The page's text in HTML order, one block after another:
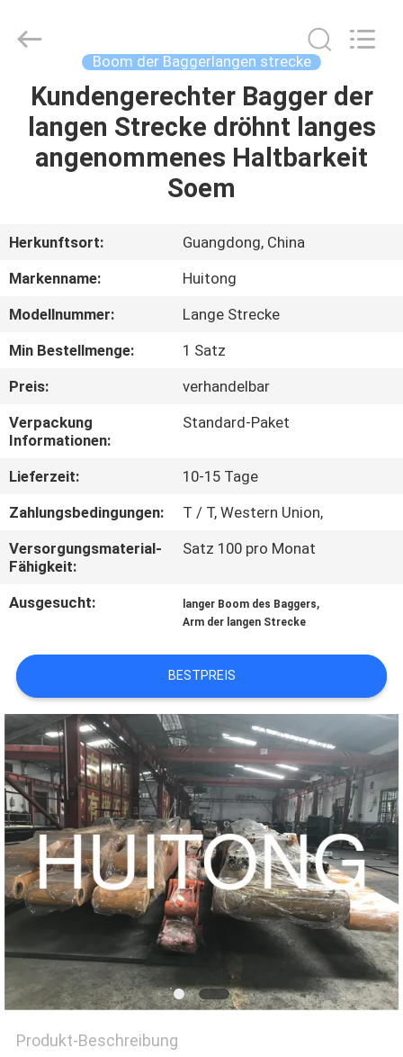
HAUSE
VR-
SHOW
ÜBER
UNS
WERKSBESICHTIGUNG
QUALITÄTSKONTROLLE
BITTE UM
EIN
ANGEBOT
SEITENVERZEICHNIS
DATENSCHUTZ-
BESTIMMUNGEN
Reserved.
Boom der Baggerlangen strecke
Kundengerechter Bagger der
langen Strecke dröhnt langes
angenommenes Haltbarkeit
Soem
Herkunftsort:
Guangdong, China
Markenname:
Huitong
Modellnummer:
Lange Strecke
Min Bestellmenge:
1 Satz
Preis:
verhandelbar
Verpackung
Informationen:
Standard-Paket
Lieferzeit:
10-15 Tage
Zahlungsbedingungen:
T / T, Western Union,
Versorgungsmaterial-
Fähigkeit:
Satz 100 pro Monat
Ausgesucht: langer Boom des Baggers,
Arm der langen Strecke
BESTPREIS
Produkt-Beschreibung